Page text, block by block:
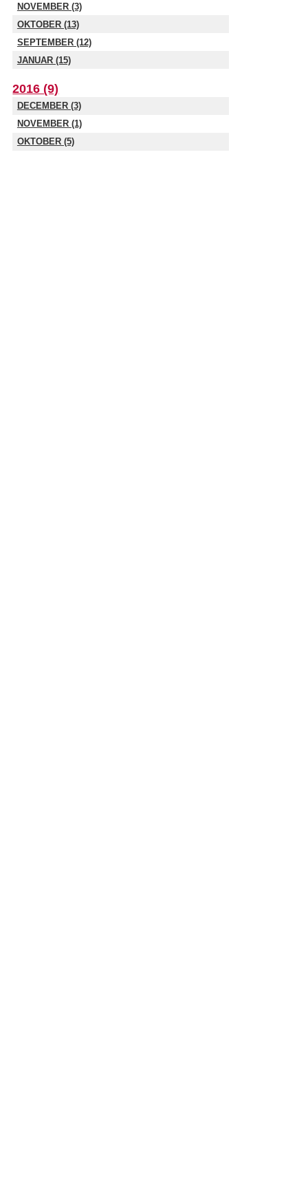
NOVEMBER (3)
OKTOBER (13)
SEPTEMBER (12)
JANUAR (15)
2016 (9)
DECEMBER (3)
NOVEMBER (1)
OKTOBER (5)